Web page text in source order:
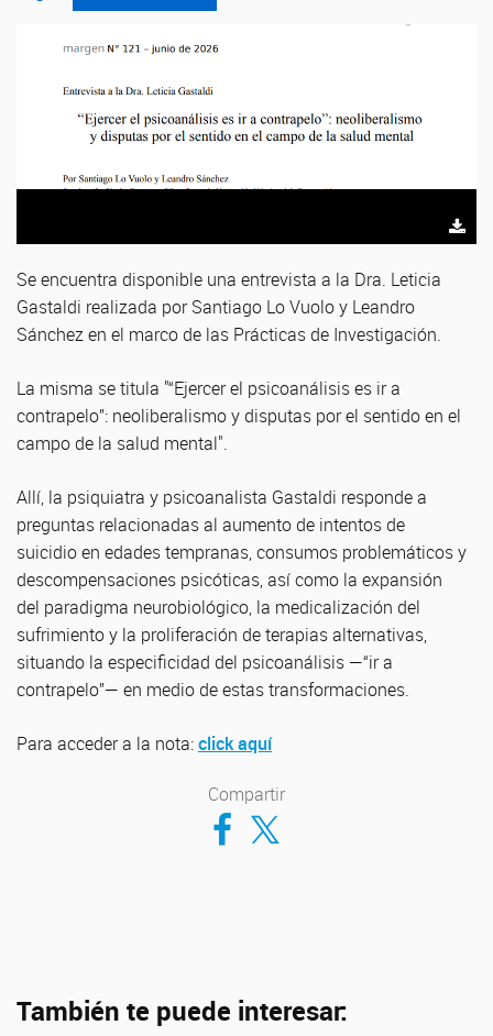
Se encuentra disponible una entrevista a la Dra. Leticia
Gastaldi realizada por Santiago Lo Vuolo y Leandro
Sánchez en el marco de las Prácticas de Investigación.
La misma se titula "“Ejercer el psicoanálisis es ir a
contrapelo”: neoliberalismo y disputas por el sentido en el
campo de la salud mental".
Allí, la psiquiatra y psicoanalista Gastaldi responde a
preguntas relacionadas al aumento de intentos de
suicidio en edades tempranas, consumos problemáticos y
descompensaciones psicóticas, así como la expansión
del paradigma neurobiológico, la medicalización del
sufrimiento y la proliferación de terapias alternativas,
situando la especificidad del psicoanálisis —“ir a
contrapelo”— en medio de estas transformaciones.
Para acceder a la nota:click aquí
Compartir
Compartir en Facebook
Compartir en Twitter
También te puede interesar: